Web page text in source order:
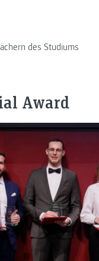
des Studiums
Award